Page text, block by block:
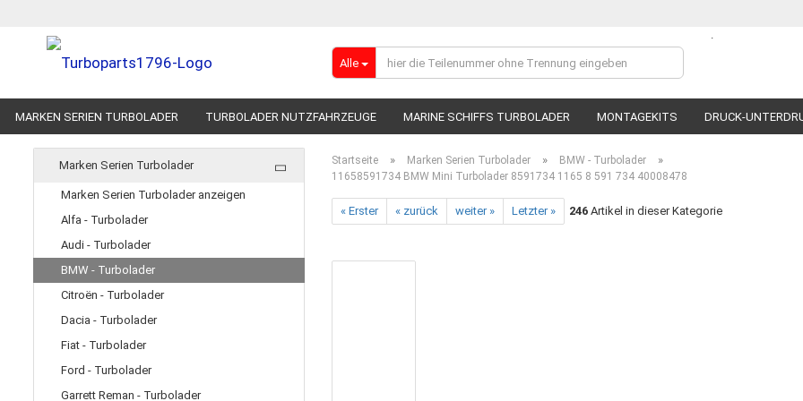
Lieferland
Alle
.
MARKEN SERIEN TURBOLADER TURBOLADER NUTZFAHRZEUGE MARINE SCHIFFS TURBOLADER MONTAGEKITS DRUCK-
Startseite » Marken Serien Turbolader » BMW - Turbolader »
11658591734 BMW Mini Turbolader 8591734 1165 8 591 734 40008478
« Erster « zurück weiter » Letzter » 246Artikel in dieser Kategorie
Marken Serien Turbolader
Marken Serien Turbolader anzeigen
Alfa - Turbolader
Audi - Turbolader
BMW - Turbolader
Citroën - Turbolader
Dacia - Turbolader
Fiat - Turbolader
Ford - Turbolader
Garrett Reman - Turbolader